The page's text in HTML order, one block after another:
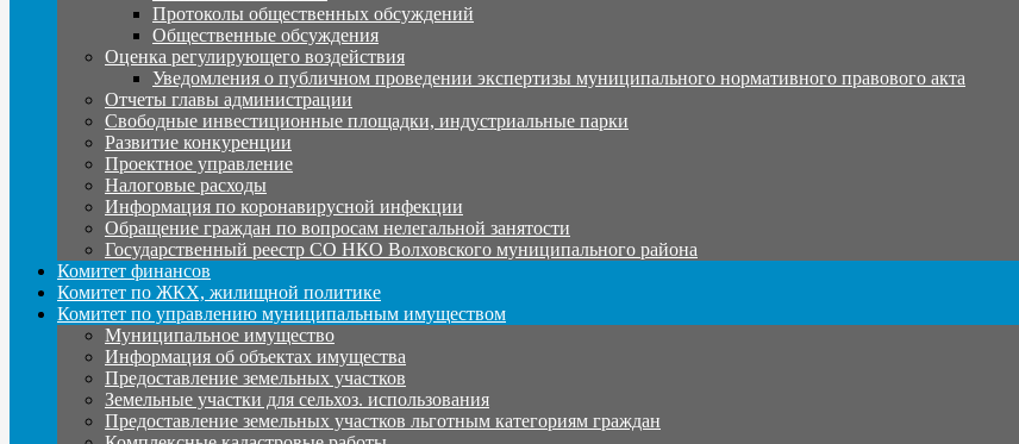
Протоколы общественных обсуждений
Общественные обсуждения
Оценка регулирующего воздействия
Уведомления о публичном проведении экспертизы муниципального нормативного правового акта
Отчеты главы администрации
Свободные инвестиционные площадки, индустриальные парки
Развитие конкуренции
Проектное управление
Налоговые расходы
Информация по коронавирусной инфекции
Обращение граждан по вопросам нелегальной занятости
Государственный реестр СО НКО Волховского муниципального района
Комитет финансов
Комитет по ЖКХ, жилищной политике
Комитет по управлению муниципальным имуществом
Муниципальное имущество
Информация об объектах имущества
Предоставление земельных участков
Земельные участки для сельхоз. использования
Предоставление земельных участков льготным категориям граждан